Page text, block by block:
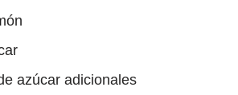
azúcar adicionales